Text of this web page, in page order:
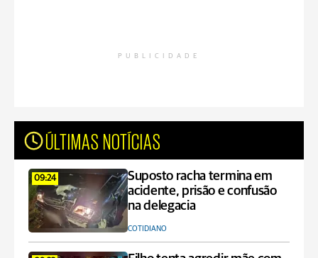
PUBLICIDADE
ÚLTIMAS NOTÍCIAS
09:24
Suposto racha termina em
acidente, prisão e confusão
na delegacia
COTIDIANO